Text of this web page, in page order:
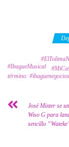
#IbagueMusical
término:
José Mixter se
Wiso G para
sencillo